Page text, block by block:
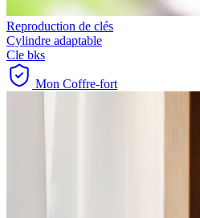
Reproduction de clés
Cylindre adaptable
Cle bks
Mon Coffre-fort